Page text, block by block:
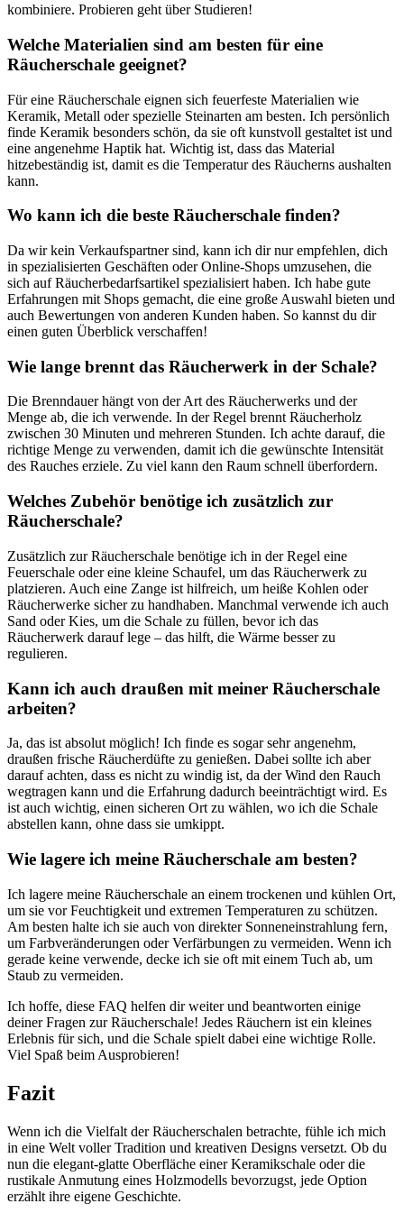
kombiniere. Probieren geht über Studieren!
Welche Materialien sind am besten für eine
Räucherschale geeignet?
Für eine Räucherschale eignen sich feuerfeste Materialien wie
Keramik, Metall oder spezielle Steinarten am besten. Ich persönlich
finde Keramik besonders schön, da sie oft kunstvoll gestaltet ist und
eine angenehme Haptik hat. Wichtig ist, dass das Material
hitzebeständig ist, damit es die Temperatur des Räucherns aushalten
kann.
Wo kann ich die beste Räucherschale finden?
Da wir kein Verkaufspartner sind, kann ich dir nur empfehlen, dich
in spezialisierten Geschäften oder Online-Shops umzusehen, die
sich auf Räucherbedarfsartikel spezialisiert haben. Ich habe gute
Erfahrungen mit Shops gemacht, die eine große Auswahl bieten und
auch Bewertungen von anderen Kunden haben. So kannst du dir
einen guten Überblick verschaffen!
Wie lange brennt das Räucherwerk in der Schale?
Die Brenndauer hängt von der Art des Räucherwerks und der
Menge ab, die ich verwende. In der Regel brennt Räucherholz
zwischen 30 Minuten und mehreren Stunden. Ich achte darauf, die
richtige Menge zu verwenden, damit ich die gewünschte Intensität
des Rauches erziele. Zu viel kann den Raum schnell überfordern.
Welches Zubehör benötige ich zusätzlich zur
Räucherschale?
Zusätzlich zur Räucherschale benötige ich in der Regel eine
Feuerschale oder eine kleine Schaufel, um das Räucherwerk zu
platzieren. Auch eine Zange ist hilfreich, um heiße Kohlen oder
Räucherwerke sicher zu handhaben. Manchmal verwende ich auch
Sand oder Kies, um die Schale zu füllen, bevor ich das
Räucherwerk darauf lege – das hilft, die Wärme besser zu
regulieren.
Kann ich auch draußen mit meiner Räucherschale
arbeiten?
Ja, das ist absolut möglich! Ich finde es sogar sehr angenehm,
draußen frische Räucherdüfte zu genießen. Dabei sollte ich aber
darauf achten, dass es nicht zu windig ist, da der Wind den Rauch
wegtragen kann und die Erfahrung dadurch beeinträchtigt wird. Es
ist auch wichtig, einen sicheren Ort zu wählen, wo ich die Schale
abstellen kann, ohne dass sie umkippt.
Wie lagere ich meine Räucherschale am besten?
Ich lagere meine Räucherschale an einem trockenen und kühlen Ort,
um sie vor Feuchtigkeit und extremen Temperaturen zu schützen.
Am besten halte ich sie auch von direkter Sonneneinstrahlung fern,
um Farbveränderungen oder Verfärbungen zu vermeiden. Wenn ich
gerade keine verwende, decke ich sie oft mit einem Tuch ab, um
Staub zu vermeiden.
Ich hoffe, diese FAQ helfen dir weiter und beantworten einige
deiner Fragen zur Räucherschale! Jedes Räuchern ist ein kleines
Erlebnis für sich, und die Schale spielt dabei eine wichtige Rolle.
Viel Spaß beim Ausprobieren!
Fazit
Wenn ich die Vielfalt der Räucherschalen betrachte, fühle ich mich
in eine Welt voller Tradition und kreativen Designs versetzt. Ob du
nun die elegant-glatte Oberfläche einer Keramikschale oder die
rustikale Anmutung eines Holzmodells bevorzugst, jede Option
erzählt ihre eigene Geschichte.